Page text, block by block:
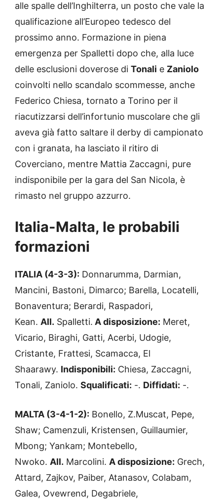
alle spalle dell’Inghilterra, un posto che vale la
qualificazione all’Europeo tedesco del
prossimo anno. Formazione in piena
emergenza per Spalletti dopo che, alla luce
delle esclusioni doverose di Tonali e Zaniolo
coinvolti nello scandalo scommesse, anche
Federico Chiesa, tornato a Torino per il
riacutizzarsi dell’infortunio muscolare che gli
aveva già fatto saltare il derby di campionato
con i granata, ha lasciato il ritiro di
Coverciano, mentre Mattia Zaccagni, pure
indisponibile per la gara del San Nicola, è
rimasto nel gruppo azzurro.
Italia-Malta, le probabili
formazioni
ITALIA (4-3-3): Donnarumma, Darmian,
Mancini, Bastoni, Dimarco; Barella, Locatelli,
Bonaventura; Berardi, Raspadori,
Kean. All. Spalletti. A disposizione: Meret,
Vicario, Biraghi, Gatti, Acerbi, Udogie,
Cristante, Frattesi, Scamacca, El
Shaarawy. Indisponibili: Chiesa, Zaccagni,
Tonali, Zaniolo. Squalificati: -. Diffidati: -.
MALTA (3-4-1-2): Bonello, Z.Muscat, Pepe,
Shaw; Camenzuli, Kristensen, Guillaumier,
Mbong; Yankam; Montebello,
Nwoko. All. Marcolini. A disposizione: Grech,
Attard, Zajkov, Paiber, Atanasov, Colabam,
Galea, Ovewrend, Degabriele,